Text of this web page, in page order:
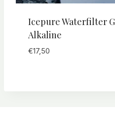
Icepure Waterfilter
Alkaline
€17,50